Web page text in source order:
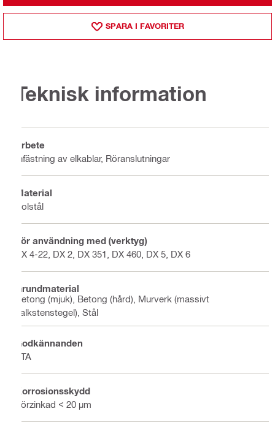
SPARA I FAVORITER
Teknisk information
Arbete
Infästning av elkablar, Röranslutningar
Material
Kolstål
För användning med (verktyg)
BX 4-22, DX 2, DX 351, DX 460, DX 5, DX 6
Grundmaterial
Betong (mjuk), Betong (hård), Murverk (massivt
kalkstenstegel), Stål
Godkännanden
ETA
Korrosionsskydd
Förzinkad < 20 µm